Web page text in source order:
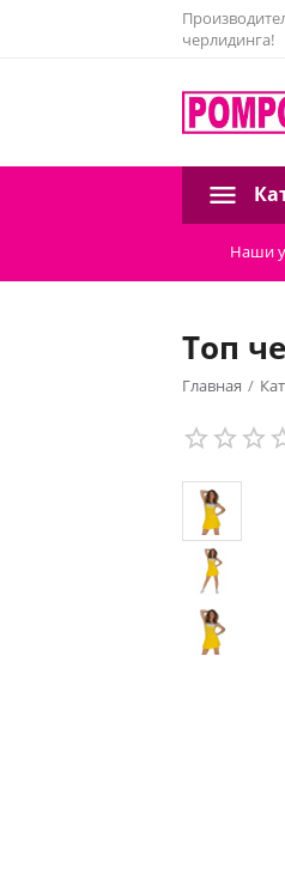
черлидинга!
Наши
Топ
Главная /
Топ